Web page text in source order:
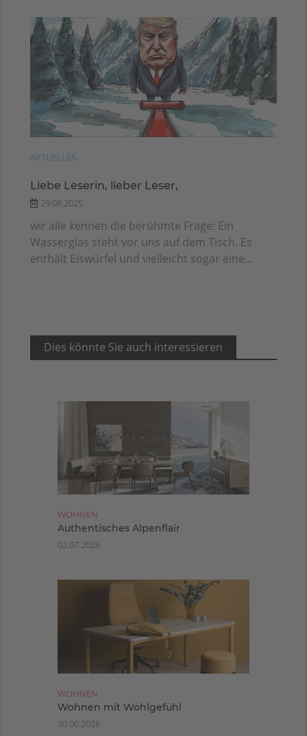
AKTUELLES
Liebe Leserin, lieber Leser,
29.08.2025
wir alle kennen die berühmte Frage: Ein
Wasserglas steht vor uns auf dem Tisch. Es
enthält Eiswürfel und vielleicht sogar eine...
Dies könnte Sie auch interessieren
WOHNEN
Authentisches Alpenflair
02.07.2026
WOHNEN
Wohnen mit Wohlgefühl
30.06.2026